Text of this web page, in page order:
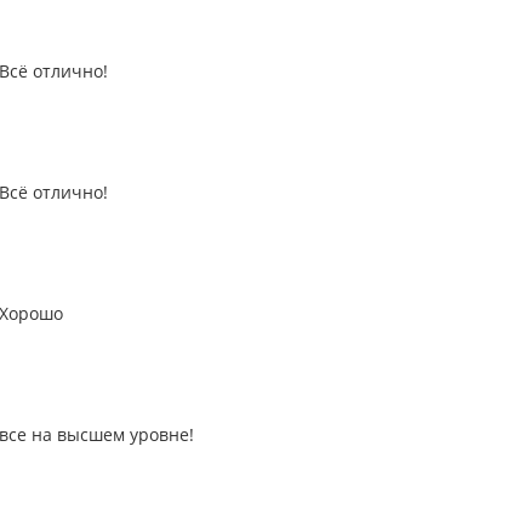
Всё отлично!
Всё отлично!
Хорошо
все на высшем уровне!